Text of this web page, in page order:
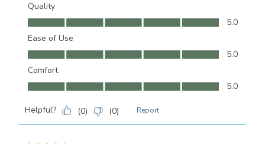
Quality
Quality, 5.0 out of 5
5.0
Ease of Use
Ease of Use, 5.0 out of 5
5.0
Comfort
Comfort, 5.0 out of 5
5.0
Helpful? (0) (0) Report